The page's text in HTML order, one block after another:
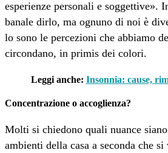
esperienze personali e soggettive».
banale dirlo, ma ognuno di noi è
lo sono le percezioni che abbiamo
circondano, in primis dei colori.
Leggi anche: Insonnia: cause,
Concentrazione o accoglienza?
Molti si chiedono quali nuance
ambienti della casa a seconda che